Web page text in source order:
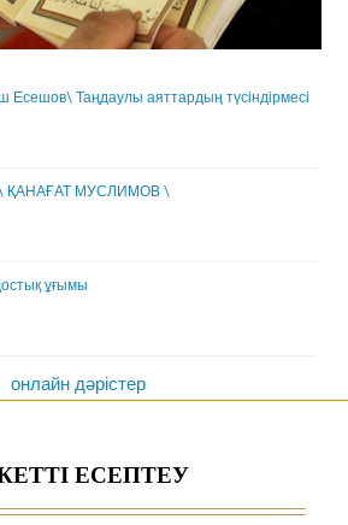
Есешов\ Таңдаулы аяттардың түсіндірмесі
МУСЛИМОВ \
ұғымы
онлайн дәрістер